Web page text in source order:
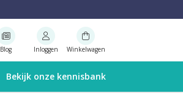
Blog Inloggen Winkelwagen
Bekijk onze kennisbank